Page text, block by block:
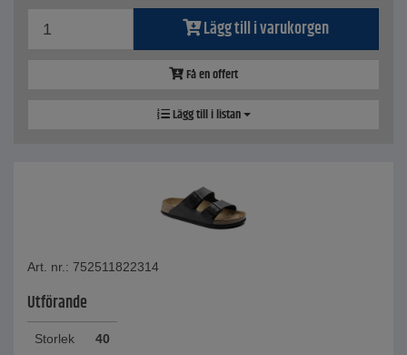
Lägg till i varukorgen
Få en offert
Lägg till i listan
Art. nr.: 752511822314
Utförande
Storlek 40